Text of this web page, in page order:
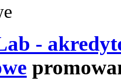
-